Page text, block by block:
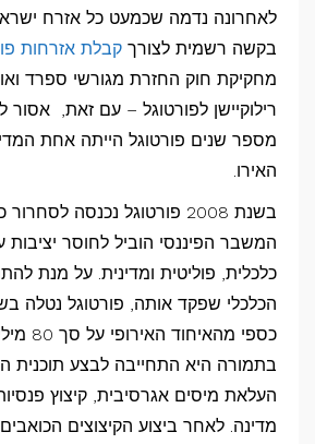
לאחרונה נדמה שכמעט כל אזרח
בקשה רשמית לצורך קבלת אזרחות
מחקיקת חוק החזרת מגורשי ספרד
רילוקיישן לפורטוגל – עם זאת, אסור
מספר שנים פורטוגל הייתה אחת
האירו.
בשנת 2008 פורטוגל נכנסה
המשבר הפיננסי הוביל לחוסר יציבות
כלכלית, פוליטית ומדינית. על מנת
כספי
בתמורה היא התחייבה לבצע תוכנית
העלאת מיסים אגרסיבית, קיצוץ
מדינה. לאחר ביצוע הקיצוצים